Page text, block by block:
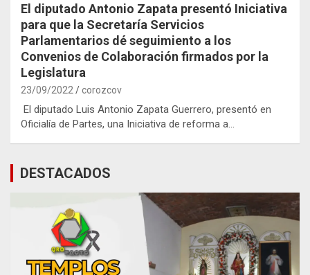
El diputado Antonio Zapata presentó Iniciativa
para que la Secretaría Servicios
Parlamentarios dé seguimiento a los
Convenios de Colaboración firmados por la
Legislatura
23/09/2022 corozcov
El diputado Luis Antonio Zapata Guerrero, presentó en
Oficialía de Partes, una Iniciativa de reforma a…
DESTACADOS